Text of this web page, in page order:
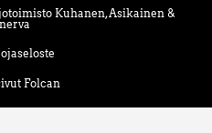
Kuhanen, Asikainen &
Folcan